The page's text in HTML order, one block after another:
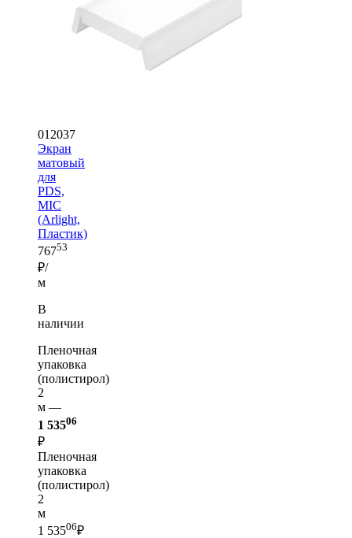
012037
Экран
матовый
для
PDS,
MIC
(Arlight,
Пластик)
76753
₽/
м
В
наличии
Пленочная
упаковка
(полистирол)
2
м —
1 53506
₽
Пленочная
упаковка
(полистирол)
2
м
1 53506₽